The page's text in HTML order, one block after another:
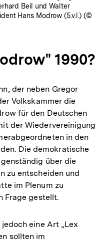
Beil und Walter
Hans Modrow (5.v.l.) (©
1990?
der neben Gregor
Volkskammer die
für den Deutschen
der Wiedervereinigung
in den
Die demokratische
über die
zu entscheiden und
im Plenum zu
Frage gestellt.
eine Art „Lex
sollten im